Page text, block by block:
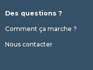
Des questions ?
Comment ça marche ?
Nous contacter